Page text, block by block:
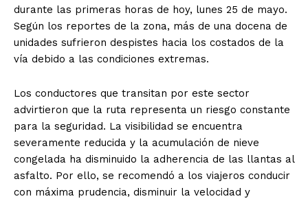
durante las primeras horas de hoy, lunes 25 de mayo.
Según los reportes de la zona, más de una docena de
unidades sufrieron despistes hacia los costados de la
vía debido a las condiciones extremas.
Los conductores que transitan por este sector
advirtieron que la ruta representa un riesgo constante
para la seguridad. La visibilidad se encuentra
severamente reducida y la acumulación de nieve
congelada ha disminuido la adherencia de las llantas al
asfalto. Por ello, se recomendó a los viajeros conducir
con máxima prudencia, disminuir la velocidad y